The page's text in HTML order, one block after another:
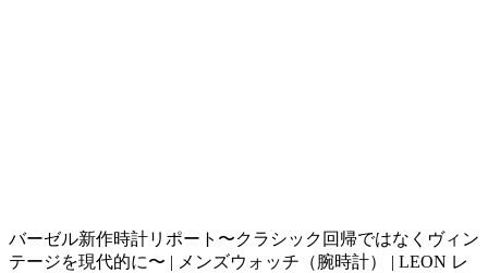
バーゼル新作時計リポート〜クラシック回帰ではなくヴィン
テージを現代的に〜 | メンズウォッチ（腕時計） | LEON レ